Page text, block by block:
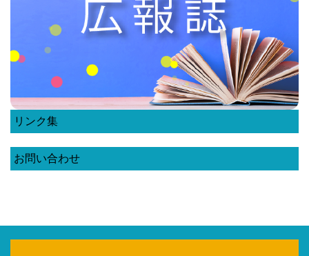
リンク集
お問い合わせ